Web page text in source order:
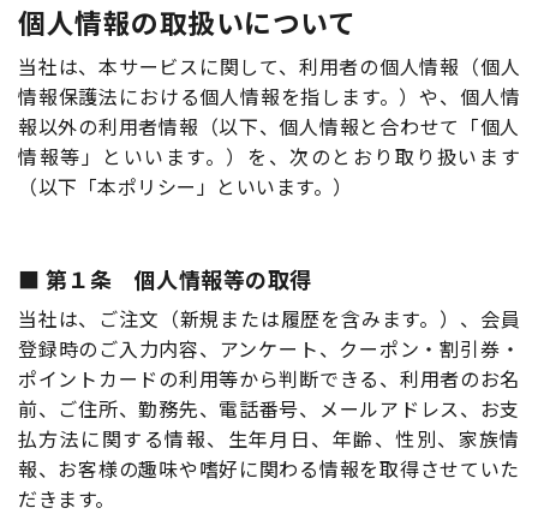
個人情報の取扱いについて
当社は、本サービスに関して、利用者の個人情報（個人
情報保護法における個人情報を指します。）や、個人情
報以外の利用者情報（以下、個人情報と合わせて「個人
情報等」といいます。）を、次のとおり取り扱います
（以下「本ポリシー」といいます。）
第１条 個人情報等の取得
当社は、ご注文（新規または履歴を含みます。）、会員
登録時のご入力内容、アンケート、クーポン・割引券・
ポイントカードの利用等から判断できる、利用者のお名
前、ご住所、勤務先、電話番号、メールアドレス、お支
払方法に関する情報、生年月日、年齢、性別、家族情
報、お客様の趣味や嗜好に関わる情報を取得させていた
だきます。